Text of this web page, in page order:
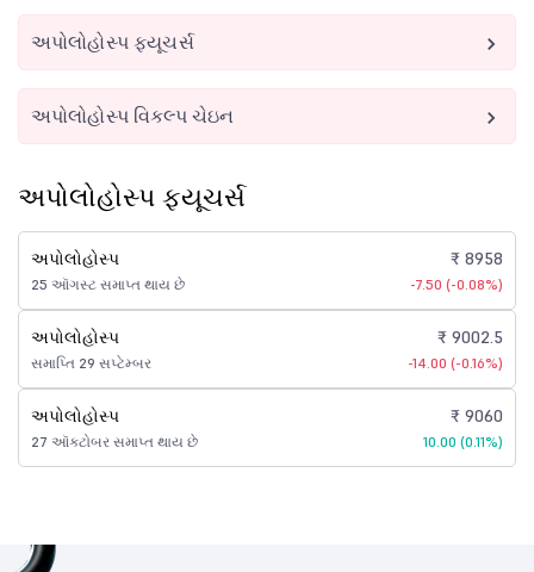
અપોલોહોસ્પ ફ્યૂચર્સ
અપોલોહોસ્પ વિકલ્પ ચેઇન
અપોલોહોસ્પ ફ્યૂચર્સ
અપોલોહોસ્પ
25 ઑગસ્ટ સમાપ્ત થાય છે
₹ 8958
-7.50 (-0.08%)
અપોલોહોસ્પ
સમાપ્તિ 29 સપ્ટેમ્બર
₹ 9002.5
-14.00 (-0.16%)
અપોલોહોસ્પ
27 ઑક્ટોબર સમાપ્ત થાય છે
₹ 9060
10.00 (0.11%)